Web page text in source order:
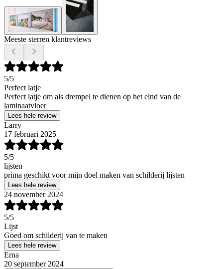
Meeste sterren klantreviews
5/5
Perfect latje
Perfect latje om als drempel te dienen op het eind van de
laminaatvloer
Lees hele review
Larry
17 februari 2025
5/5
lijsten
prima geschikt voor mijn doel maken van schilderij lijsten
Lees hele review
24 november 2024
5/5
Lijst
Goed om schilderij van te maken
Lees hele review
Erna
20 september 2024